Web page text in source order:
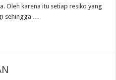
Oleh karena itu setiap resiko yang
sehingga …